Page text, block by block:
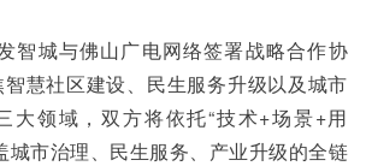
智城与佛山广电网络签署战略合作协
慧社区建设、民生服务升级以及城市
大领域，双方将依托“技术+场景+用
城市治理、民生服务、产业升级的全链